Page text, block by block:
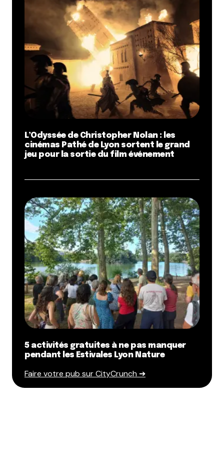
Répondre
J’hallucine ! Qui parle de brunch dans la capitale des
Gaules ? Pour moi, c’est cochonnailles et bonne
grosse bouteille de pif à toute heure dans un
Bouchon digne de nom. Et faudrait pas essayer de
me refiler de la marmelade de groseilles à déguster
le p’tit doigt levé ! Tous au Cezbar !
12 mars 2012 à 17 h 08 min
Répondre
Terme. C’est bio, équitable, mais c’est surtout une
super équipe, un lieu très sympa où on mange
vraiment bien !
Répondre
Dimanche, 14h00 au café Cousu :
Nous (3 personnes) : Pouvons-nous nous installer
pour le brunch?
Café Cousu : Oui
10 minutes passent.
Nous : Pouvons-nous commander?
Nous : Pourquoi?
CC : Parce que nous attendons 10 (dix) personnes.
Panos
25 juin 2012 à 15 h 35 min
L’Odyssée de Christopher Nolan : les
cinémas Pathé de Lyon sortent le grand
jeu pour la sortie du film événement
5 activités gratuites à ne pas manquer
pendant les Estivales Lyon Nature
Faire votre pub sur CityCrunch ➔